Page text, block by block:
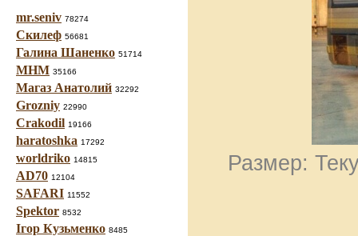
mr.seniv 78274
Скилеф 56681
Галина Шаненко 51714
МНМ 35166
Магаз Анатолий 32292
Grozniy 22990
Crakodil 19166
haratoshka 17292
worldriko 14815
AD70 12104
SAFARI 11552
Spektor 8532
Ігор Кузьменко 8485
Размер: